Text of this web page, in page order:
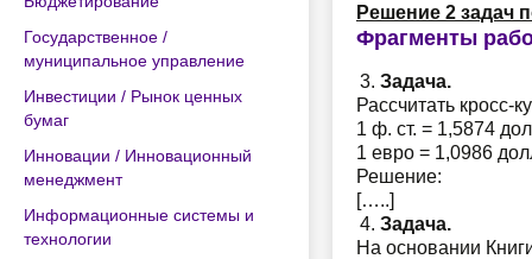
Государственное /
муниципальное управление
Инвестиции / Рынок ценных
бумаг
Инновации / Инновационный
менеджмент
Информационные системы и
технологии
Решение 2 задач
Фрагменты
Задача.
Рассчитать кросс-
1 ф. ст. = 1,5874
1 евро = 1,0986
Решение:
[…..]
Задача.
На основании